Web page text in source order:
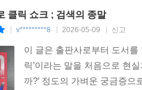
클릭 쇼크 ; 검색의 종말
v*********8 2026-05-09 신고
이 글은 출판사로부터 도서
릭’이라는 말을 처음으로 현
까?’ 정도의 가벼운 궁금증